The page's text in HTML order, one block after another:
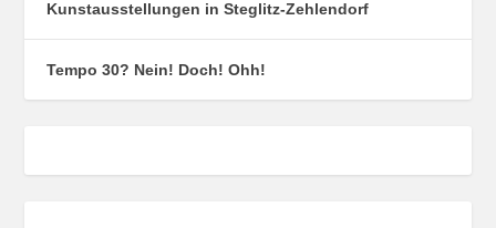
Kunstausstellungen in Steglitz-Zehlendorf
Tempo 30? Nein! Doch! Ohh!